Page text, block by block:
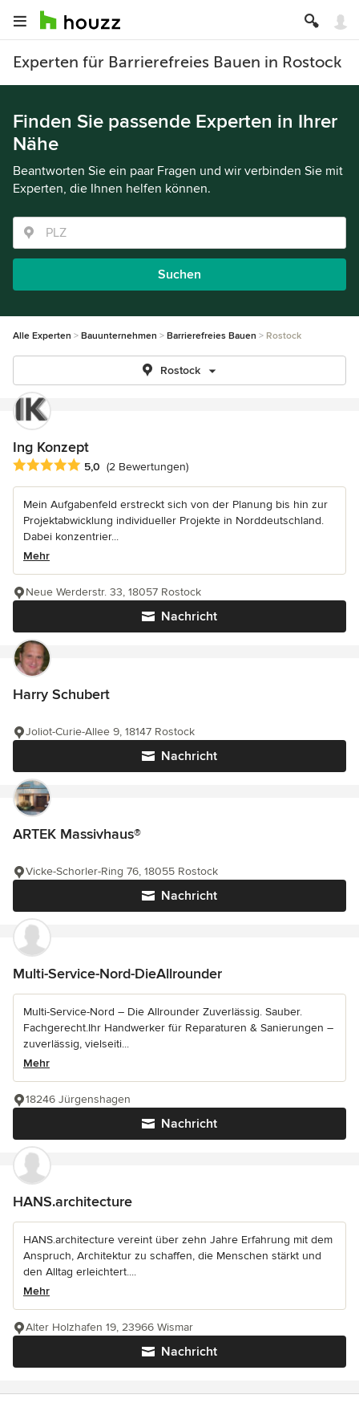
Experten für Barrierefreies Bauen in Rostock
Finden Sie passende Experten in Ihrer
Nähe
Beantworten Sie ein paar Fragen und wir verbinden Sie mit
Experten, die Ihnen helfen können.
Suchen
Alle Experten Bauunternehmen Barrierefreies Bauen Rostock
Rostock
Ing Konzept
Durchschnittliche Bewertung: 5 von 5 Sternen
5,0 (2 Bewertungen)
Mein Aufgabenfeld erstreckt sich von der Planung bis hin zur
Projektabwicklung individueller Projekte in Norddeutschland.
Dabei konzentrier...
Mehr
Nachricht
Neue Werderstr. 33, 18057 Rostock
Harry Schubert
Nachricht
Joliot-Curie-Allee 9, 18147 Rostock
ARTEK Massivhaus®
Nachricht
Vicke-Schorler-Ring 76, 18055 Rostock
Multi-Service-Nord-DieAllrounder
Multi-Service-Nord – Die Allrounder Zuverlässig. Sauber.
Fachgerecht.Ihr Handwerker für Reparaturen & Sanierungen –
zuverlässig, vielseiti...
Mehr
Nachricht
18246 Jürgenshagen
HANS.architecture
HANS.architecture vereint über zehn Jahre Erfahrung mit dem
Anspruch, Architektur zu schaffen, die Menschen stärkt und
den Alltag erleichtert....
Mehr
Nachricht
Alter Holzhafen 19, 23966 Wismar